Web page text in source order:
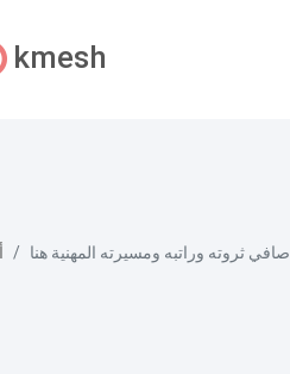
kmesh
ثروته وراتبه ومسيرته المهنية هنا